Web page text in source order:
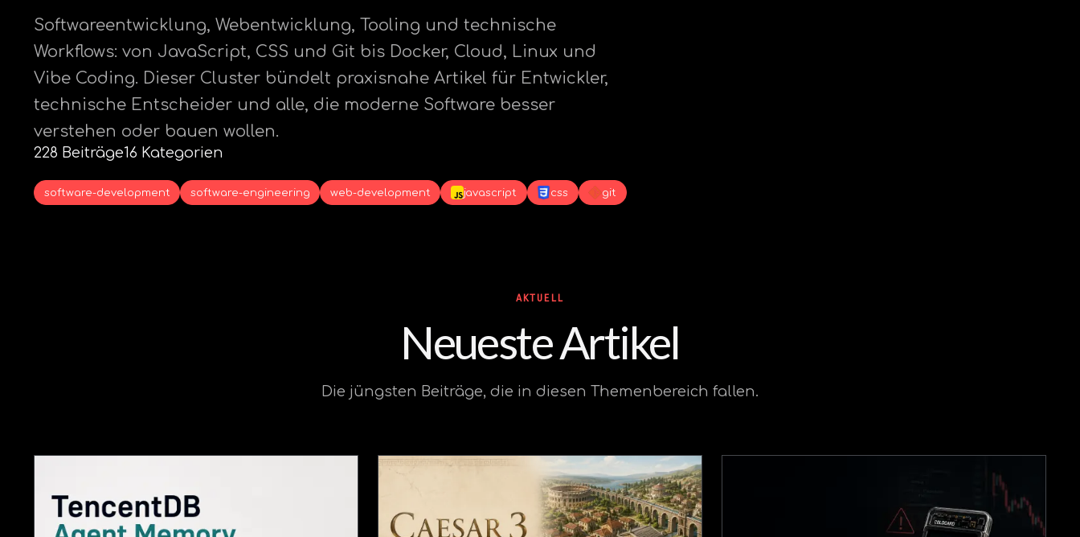
Softwareentwicklung, Webentwicklung, Tooling und technische
Workflows: von JavaScript, CSS und Git bis Docker, Cloud, Linux und
Vibe Coding. Dieser Cluster bündelt praxisnahe Artikel für Entwickler,
technische Entscheider und alle, die moderne Software besser
verstehen oder bauen wollen.
228 Beiträge16 Kategorien
software-development software-engineering web-development javascript css git
AKTUELL
Neueste Artikel
Die jüngsten Beiträge, die in diesen Themenbereich fallen.